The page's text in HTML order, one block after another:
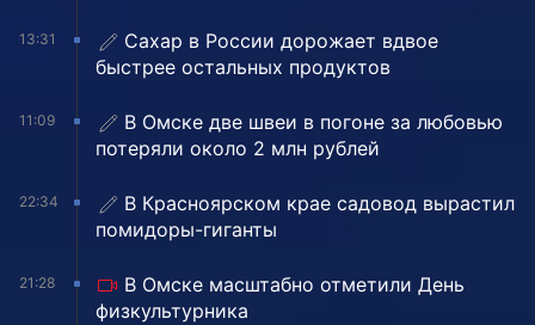
13:31
Сахар в России дорожает вдвое
быстрее остальных продуктов
11:09
В Омске две швеи в погоне за любовью
потеряли около 2 млн рублей
22:34
В Красноярском крае садовод вырастил
помидоры-гиганты
21:28
В Омске масштабно отметили День
физкультурника